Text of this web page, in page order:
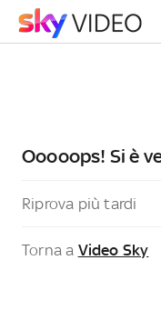
Ooooops! Si è
Riprova più tardi
Torna a Video Sky